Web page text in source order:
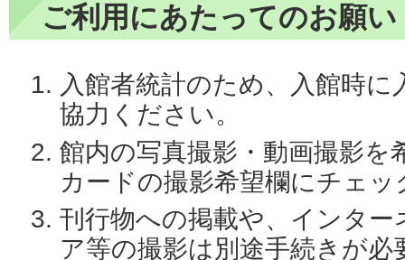
ご利用にあたってのお願い
入館者統計のため、入館時
協力ください。
館内の写真撮影・動画撮影を
カードの撮影希望欄にチェ
刊行物への掲載や、インタ
ア等の撮影は別途手続きが